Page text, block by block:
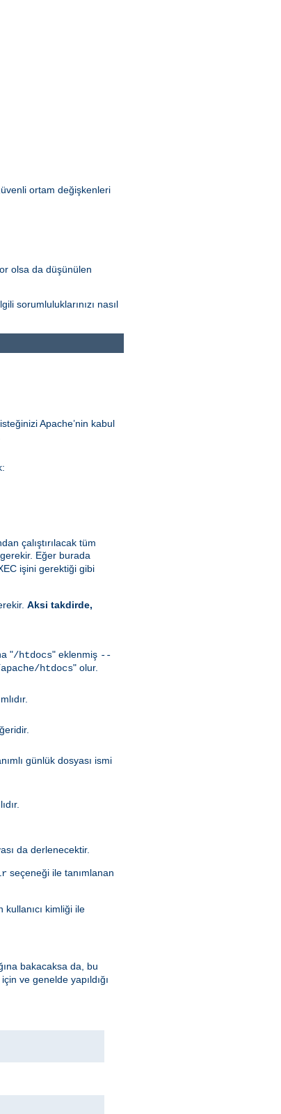
ortam değişkenleri
olsa da düşünülen
sorumluluklarınızı nasıl
Apache’nin kabul
çalıştırılacak tüm
Eğer burada
işini gerektiği gibi
Aksi takdirde,
"/htdocs" eklenmiş --
htdocs" olur.
günlük dosyası ismi
da derlenecektir.
seçeneği ile tanımlanan
kullanıcı kimliği ile
bakacaksa da, bu
ve genelde yapıldığı